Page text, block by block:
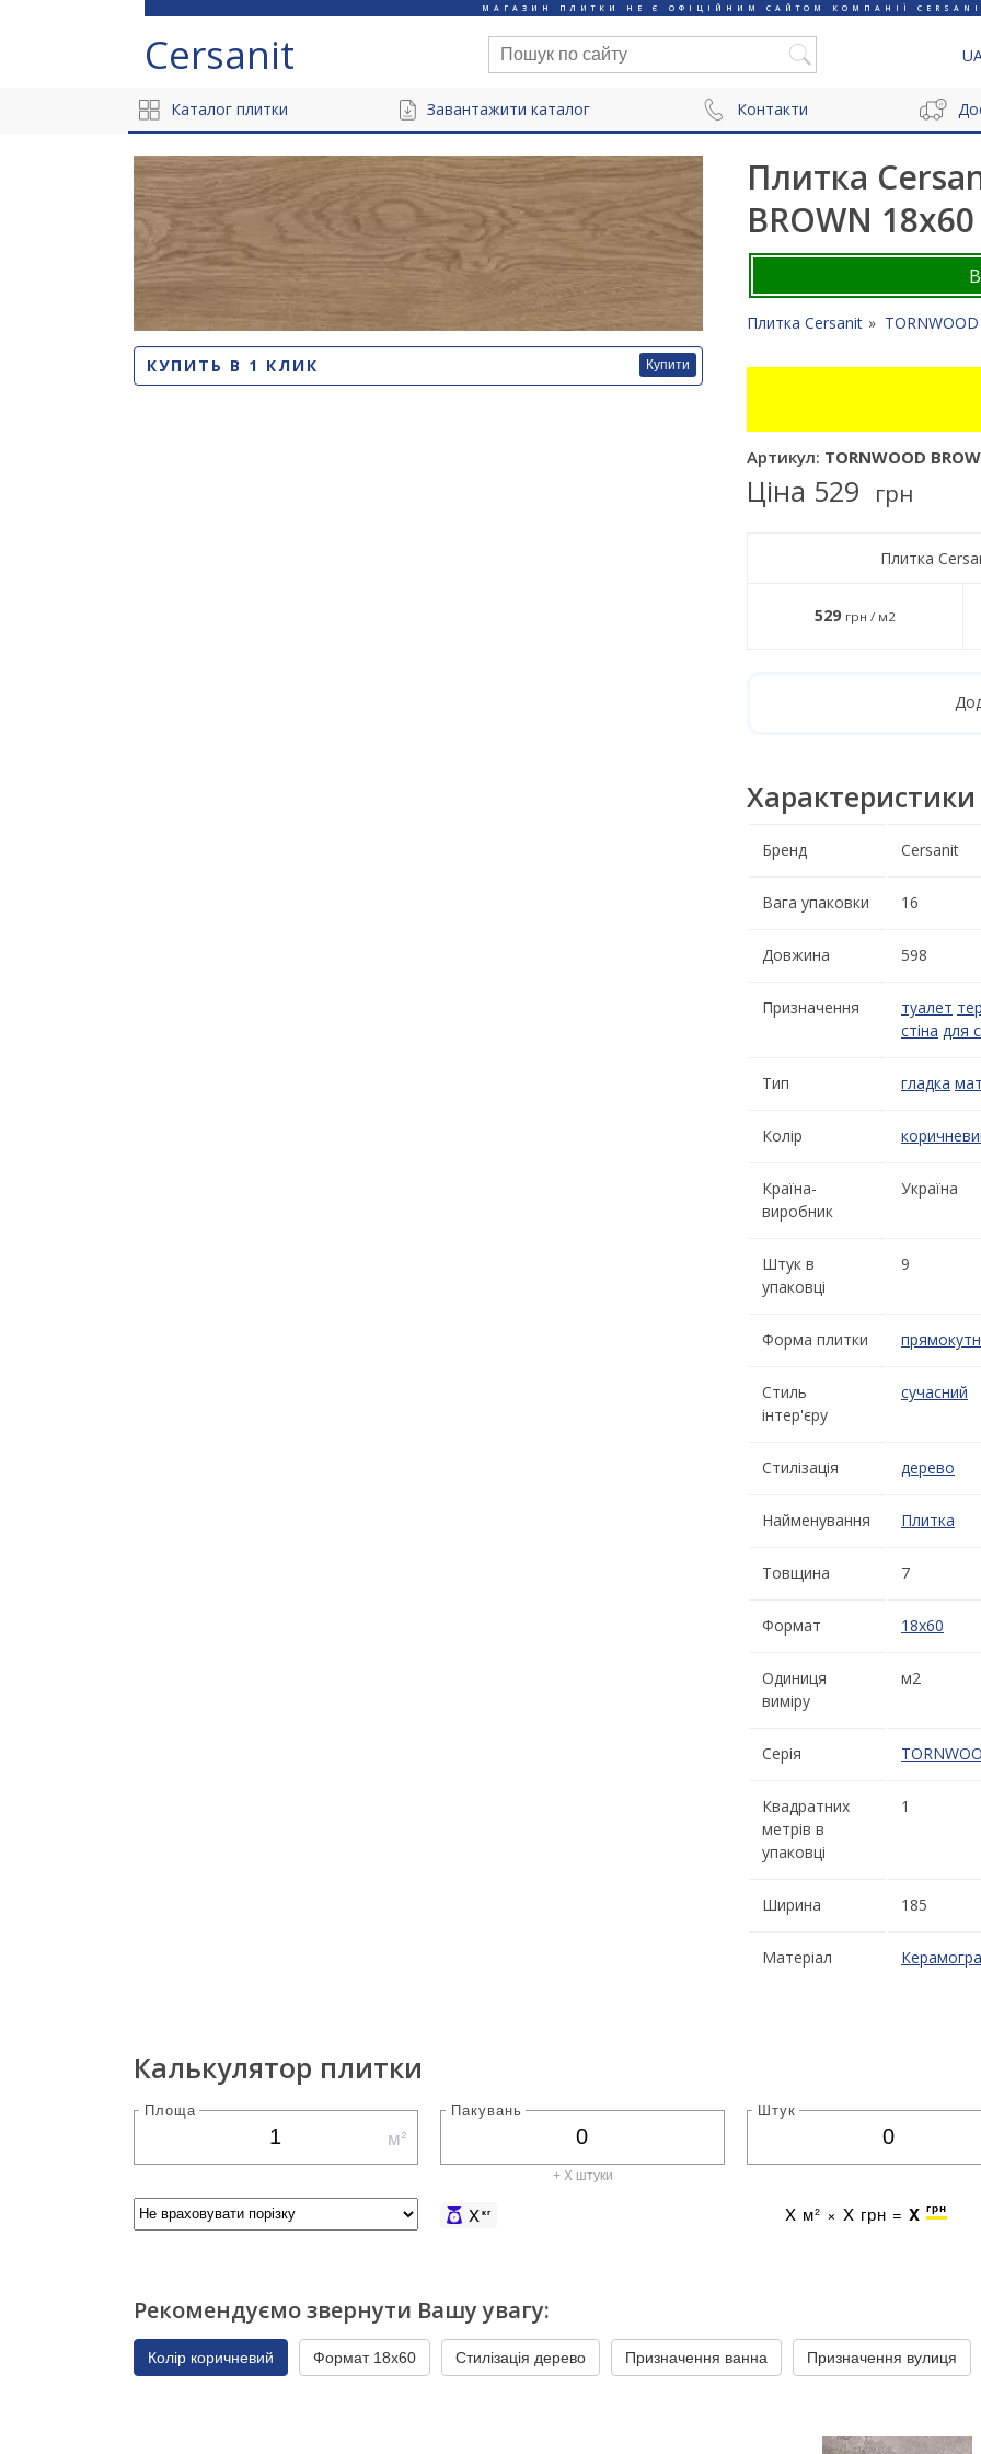
МАГАЗИН ПЛИТКИ НЕ Є ОФІЦІЙНИМ САЙТОМ КОМПАНІЇ
Cersanit
Каталог плитки Завантажити каталог Контакти
КУПИТЬ В 1 КЛИК Купити
Плитка
BROWN 18x60
Плитка Cersanit TORNWOOD
Артикул: TORNWOOD
Ціна 529 грн
Плитка
529 грн / м2
Характеристики
Бренд Cersanit
Вага упаковки 16
Довжина 598
Призначення туалет
стіна для
Тип гладка
Колір
Країна-
виробник
Україна
Штук в
упаковці
9
Форма плитки
Стиль
інтер'єру
сучасний
Стилізація дерево
Найменування Плитка
Товщина 7
Формат 18x60
Одиниця
виміру
м2
Серія
Квадратних
метрів в
упаковці
1
Ширина 185
Матеріал
Калькулятор плитки
Площа
м²
Пакувань
+ X штуки
Штук
Xкг X м² × X грн = X грн
Рекомендуємо звернути Вашу увагу:
Колір коричневий Формат 18x60 Стилізація дерево Призначення ванна Призначення вулиця